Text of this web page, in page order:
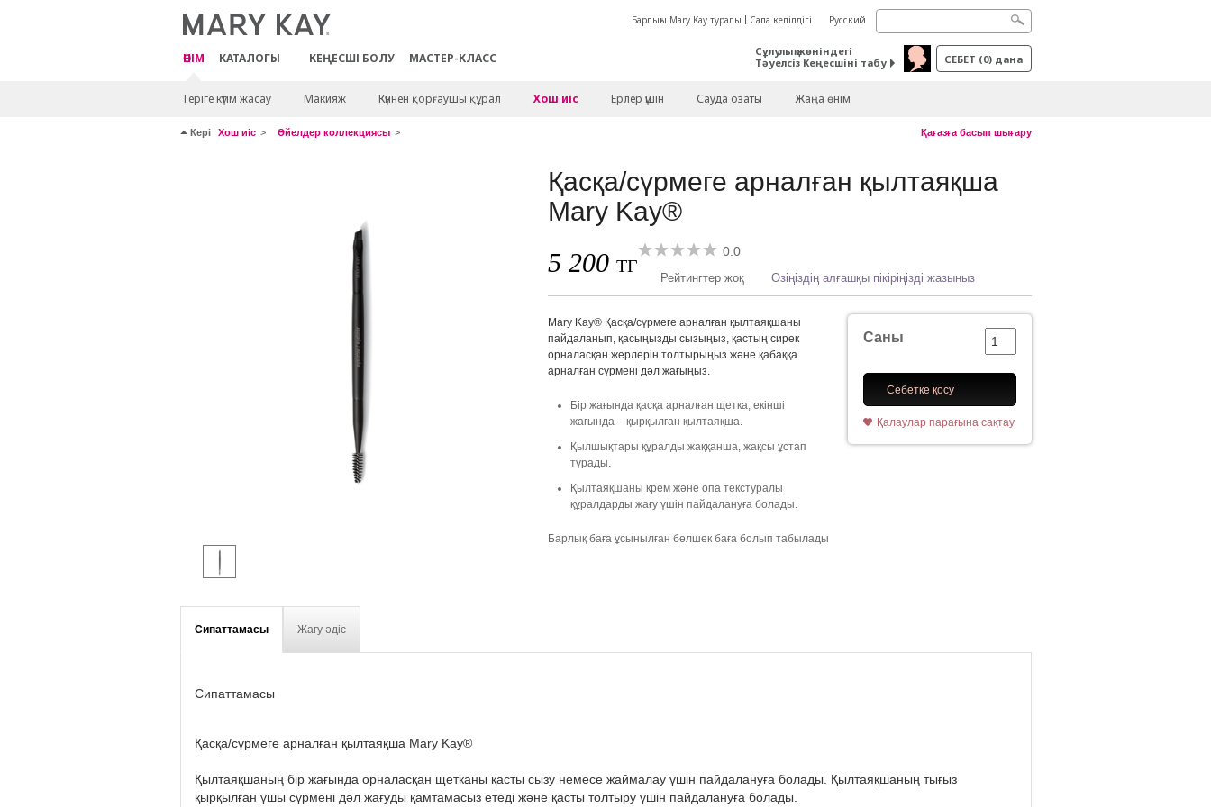
ӨНІМ КАТАЛОГЫ КЕҢЕСШІ БОЛУ МАСТЕР-КЛАСС
Барлығы Mary Kay туралы Сапа кепілдігі Русский
Сұлулық жөніндегі
Тәуелсіз Кеңесшіні табу
СЕБЕТ (0) дана
Теріге күтім жасау Макияж Күннен қорғаушы құрал Хош иіс Ерлер үшін Сауда озаты Жаңа өнім
Кері Хош иіс Әйелдер коллекциясы Қағазға басып шығару
Қасқа/сүрмеге арналған қылтаяқша
Mary Kay®
5 200ТГ
0.0
Рейтингтер жоқ Өзіңіздің алғашқы пікіріңізді жазыңыз
Саны
Себетке қосу
Қалаулар парағына сақтау
Mary Kay® Қасқа/сүрмеге арналған қылтаяқшаны
пайдаланып, қасыңызды сызыңыз, қастың сирек
орналасқан жерлерін толтырыңыз және қабаққа
арналған сүрмені дәл жағыңыз.
Бір жағында қасқа арналған щетка, екінші
жағында – қырқылған қылтаяқша.
Қылшықтары құралды жаққанша, жақсы ұстап
тұрады.
Қылтаяқшаны крем және опа текстуралы
құралдарды жағу үшін пайдалануға болады.
Барлық баға ұсынылған бөлшек баға болып табылады
Сипаттамасы Жағу әдіс
Сипаттамасы
Қасқа/сүрмеге арналған қылтаяқша Mary Kay®
Қылтаяқшаның бір жағында орналасқан щетканы қасты сызу немесе жаймалау үшін пайдалануға болады. Қылтаяқшаның тығыз
қырқылған ұшы сүрмені дәл жағуды қамтамасыз етеді және қасты толтыру үшін пайдалануға болады.